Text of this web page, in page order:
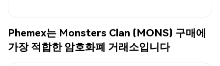
Phemex는 Monsters Clan (MONS) 구매에
가장 적합한 암호화폐 거래소입니다